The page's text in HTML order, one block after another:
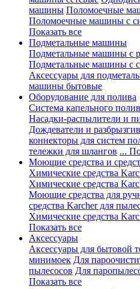
машины Поломоечные
Поломоечные машины с
Показать все
Подметальные машины
Подметальные машины с
Подметальные машины с
Аксессуары для
машины бытовые
Оборудование для полива
Система капельного
Насадки-распылители и
Дождеватели и
коннекторы для систем
тележки для шлангов ...
Моющие средства и
Химические средства
Химические средства
Моющие средства для
средства Karcher для
Химические средства
Показать все
Аксессуары
Аксессуары для бытовой
минимоек Для
пылесосов Для
Показать все